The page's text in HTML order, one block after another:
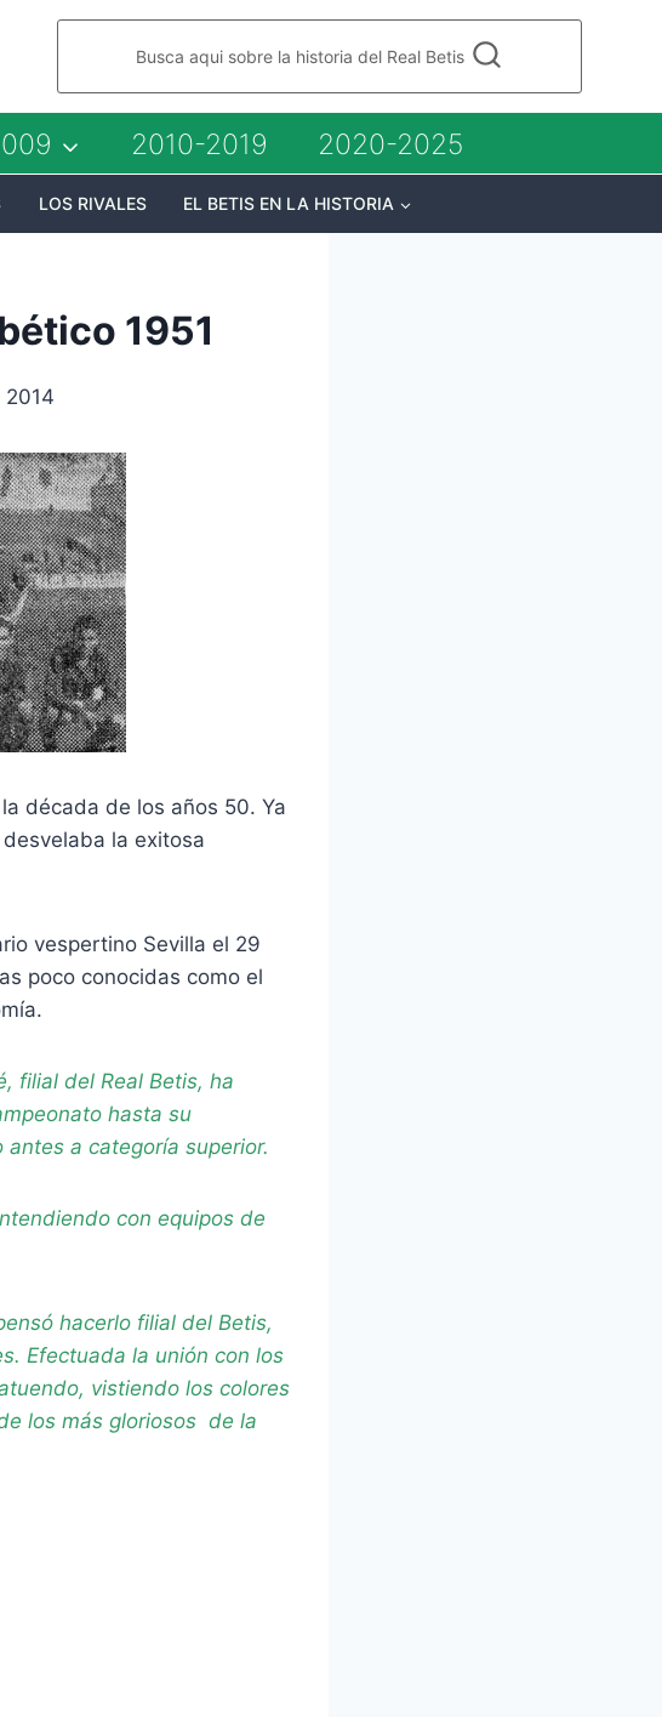
Busca aqui sobre la historia del Real Betis
2010-2019 2020-2025
LOS RIVALES EL BETIS EN LA HISTORIA
1951
década de los años 50. Ya
la exitosa
vespertino Sevilla el 29
poco conocidas como el
filial del Real Betis, ha
hasta su
a categoría superior.
con equipos de
hacerlo filial del Betis,
Efectuada la unión con los
vistiendo los colores
los más gloriosos de la